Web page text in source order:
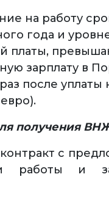
на работу
года и
платы,
зарплату в
после уплаты
получения
с
работы и